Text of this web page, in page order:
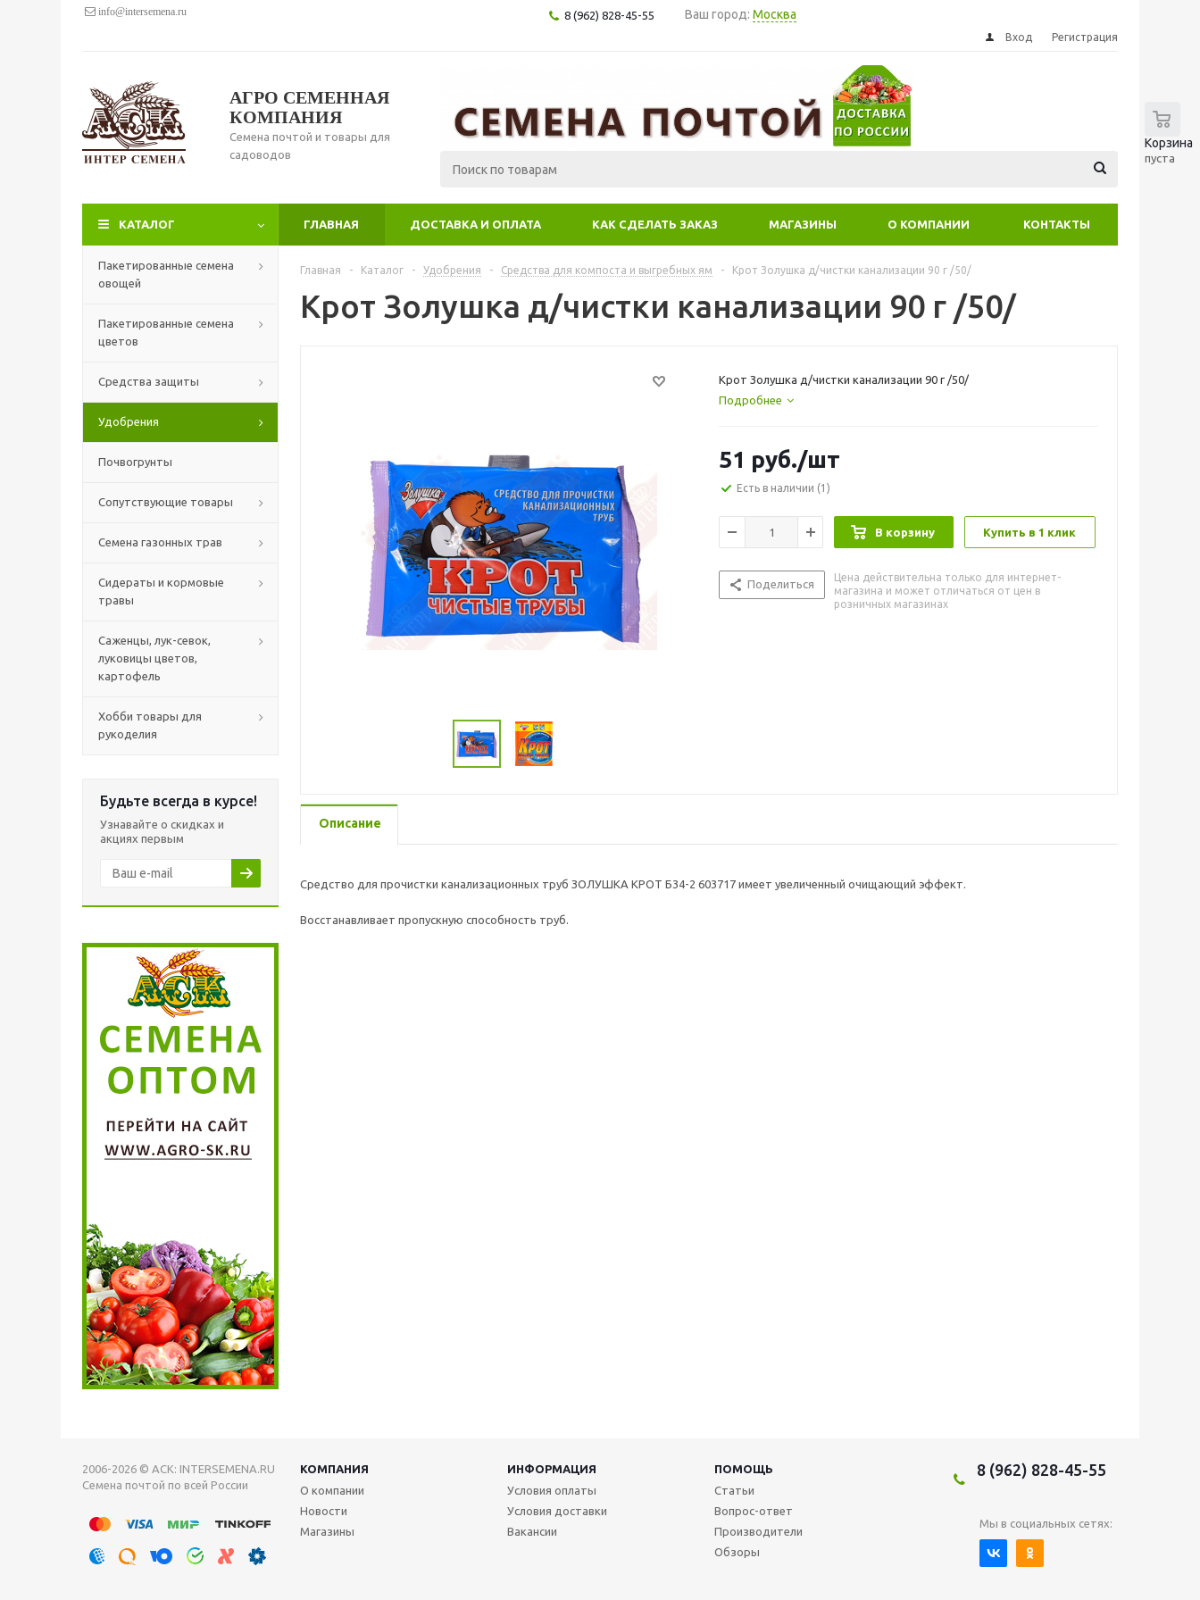
info@intersemena.ru 8 (962) 828-45-55 Ваш город: Москва
Вход Регистрация
АГРО СЕМЕННАЯ
КОМПАНИЯ
Семена почтой и товары для
садоводов
Корзина
пуста
КАТАЛОГ ГЛАВНАЯ ДОСТАВКА И ОПЛАТА КАК СДЕЛАТЬ ЗАКАЗ МАГАЗИНЫ О КОМПАНИИ КОНТАКТЫ
Пакетированные семена
овощей
Пакетированные семена
цветов
Средства защиты
Удобрения
Почвогрунты
Сопутствующие товары
Семена газонных трав
Сидераты и кормовые
травы
Саженцы, лук-севок,
луковицы цветов,
картофель
Хобби товары для
рукоделия
Будьте всегда в курсе!
Узнавайте о скидках и
акциях первым
Главная - Каталог - Удобрения - Средства для компоста и выгребных ям - Крот Золушка д/чистки канализации 90 г /50/
Крот Золушка д/чистки канализации 90 г /50/
Крот Золушка д/чистки канализации 90 г /50/
Подробнее
51 руб./шт
Есть в наличии (1)
В корзину Купить в 1 клик
Поделиться
Цена действительна только для интернет-
магазина и может отличаться от цен в
розничных магазинах
Описание
Средство для прочистки канализационных труб ЗОЛУШКА КРОТ Б34-2 603717 имеет увеличенный очищающий эффект.
Восстанавливает пропускную способность труб.
2006-2026 © АСК: INTERSEMENA.RU
Семена почтой по всей России
КОМПАНИЯ ИНФОРМАЦИЯ
ПОМОЩЬ
О компании
Новости
Магазины
Условия оплаты
Условия доставки
Вакансии
Статьи
Вопрос-ответ
Производители
Обзоры
8 (962) 828-45-55
Мы в социальных сетях: